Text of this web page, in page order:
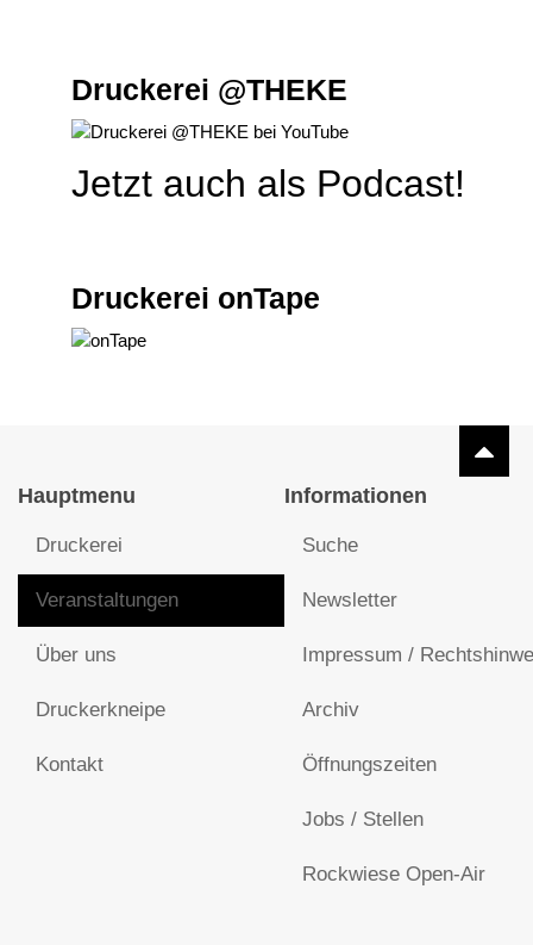
Druckerei @THEKE
Jetzt auch als Podcast!
Druckerei onTape
Hauptmenu
Druckerei
Veranstaltungen
Über uns
Druckerkneipe
Kontakt
Informationen
Suche
Newsletter
Impressum /
Archiv
Öffnungszeiten
Jobs / Stellen
Rockwiese Open-Air